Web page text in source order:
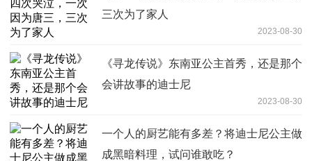
三次为了家人
2023-08-30
《寻龙传说》东南亚公主首秀，还是那个
会讲故事的迪士尼
2023-08-30
一个人的厨艺能有多差？将迪士尼公主做
成黑暗料理，试问谁敢吃？